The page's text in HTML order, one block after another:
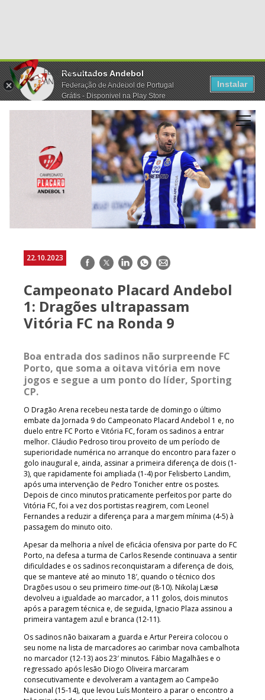
Resultados Andebol
Federação de Andebol de Portugal
Grátis - Disponivel na Play Store
Instalar
22.10.2023 Facebook
TwitterLinkedInWhatsApp
E-
Campeonato Placard Andebol
1: Dragões ultrapassam
Vitória FC na Ronda 9
Boa entrada dos sadinos não surpreende FC
Porto, que soma a oitava vitória em nove
jogos e segue a um ponto do líder, Sporting
CP.
O Dragão Arena recebeu nesta tarde de domingo o último
embate da Jornada 9 do Campeonato Placard Andebol 1 e, no
duelo entre FC Porto e Vitória FC, foram os sadinos a entrar
melhor. Cláudio Pedroso tirou proveito de um período de
superioridade numérica no arranque do encontro para fazer o
golo inaugural e, ainda, assinar a primeira diferença de dois (1-
3), que rapidamente foi ampliada (1-4) por Felisberto Landim,
após uma intervenção de Pedro Tonicher entre os postes.
Depois de cinco minutos praticamente perfeitos por parte do
Vitória FC, foi a vez dos portistas reagirem, com Leonel
Fernandes a reduzir a diferença para a margem mínima (4-5) à
passagem do minuto oito.
Apesar da melhoria a nível de eficácia ofensiva por parte do FC
Porto, na defesa a turma de Carlos Resende continuava a sentir
dificuldades e os sadinos reconquistaram a diferença de dois,
que se manteve até ao minuto 18′, quando o técnico dos
Dragões usou o seu primeiro time-out(8-10). Nikolaj Læsø
devolveu a igualdade ao marcador, a 11 golos, dois minutos
após a paragem técnica e, de seguida, Ignacio Plaza assinou a
primeira vantagem azul e branca (12-11).
Os sadinos não baixaram a guarda e Artur Pereira colocou o
seu nome na lista de marcadores ao carimbar nova cambalhota
no marcador (12-13) aos 23′ minutos. Fábio Magalhães e o
regressado após lesão Diogo Oliveira marcaram
consecutivamente e devolveram a vantagem ao Campeão
Nacional (15-14), que levou Luís Monteiro a parar o encontro a